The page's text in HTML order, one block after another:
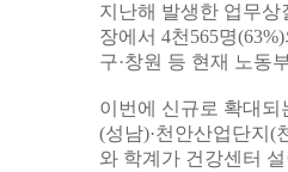
지난해 발생한 업무상
장에서 4천565명
구·창원 등 현재 노동
이번에 신규로 확대되
(성남)·천안산업단지(
와 학계가 건강센터